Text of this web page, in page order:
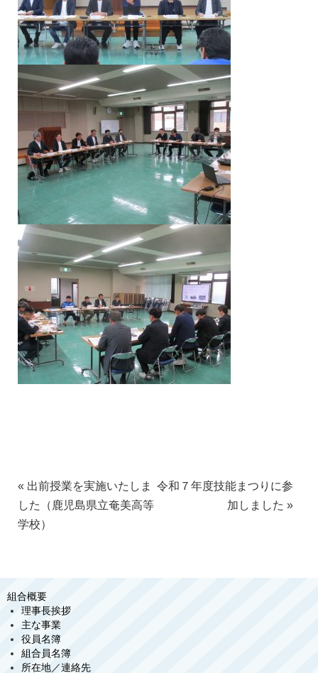
« 出前授業を実施いたしま
した（鹿児島県立奄美高等
学校）
令和７年度技能まつりに参
加しました »
組合概要
理事長挨拶
主な事業
役員名簿
組合員名簿
所在地／連絡先